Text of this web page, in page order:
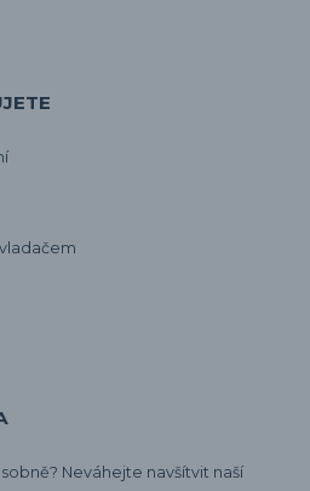
Neváhejte navšítvit naší